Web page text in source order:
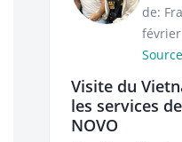
de:
Visite du
les services
NOVO